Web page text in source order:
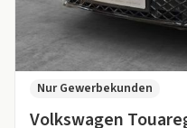
Volkswagen
Nur Gewerbekunden